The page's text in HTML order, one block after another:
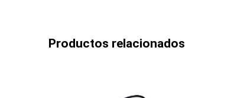
Productos relacionados